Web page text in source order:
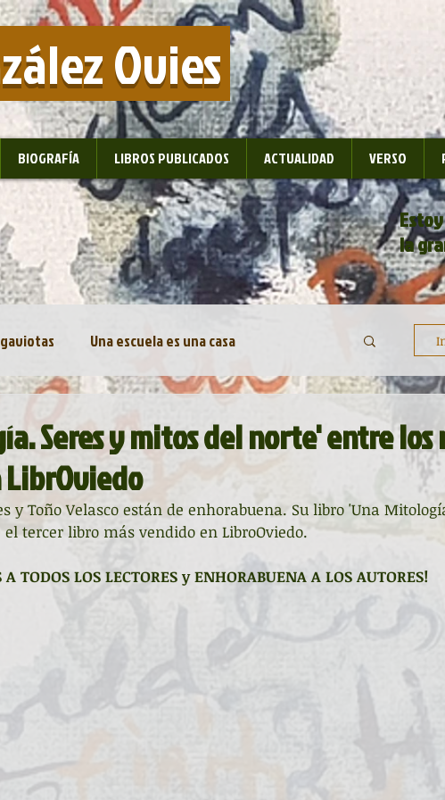
Ovies
BIOGRAFÍA LIBROS PUBLICADOS ACTUALIDAD VERSO
la
Una escuela es una casa
Asociación d'Escritores d'Asturies
Taller literario
Pequeños pasos para grandes poetas
Seres y mitos del norte' entre los
y Toño Velasco están de enhorabuena. Su libro 'Una
tercer libro más vendido en LibroOviedo.
A TODOS LOS LECTORES y ENHORABUENA A LOS AUTORES!